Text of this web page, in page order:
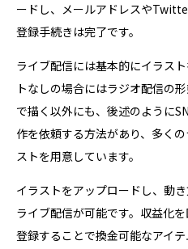
ードし、メールアドレスや
登録手続きは完了です。
ライブ配信には基本的にイラス
トなしの場合にはラジオ配信の
で描く以外にも、後述のように
作を依頼する方法があり、多く
ストを用意しています。
イラストをアップロードし、動
ライブ配信が可能です。収益化
登録することで換金可能なアイ